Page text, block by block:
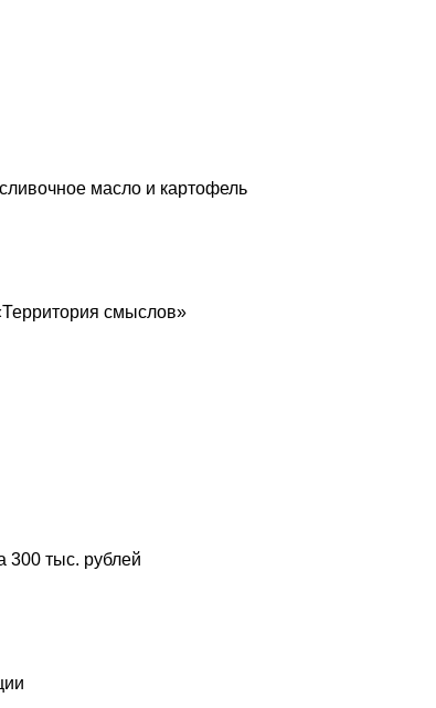
масло и картофель
смыслов»
300 тыс. рублей